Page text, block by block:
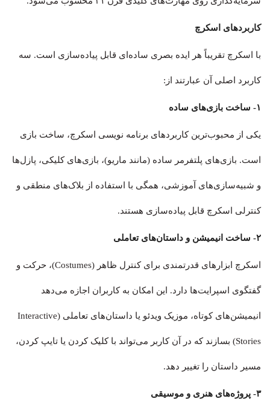
کاربردهای اسکرچ
با اسکرچ تقریباً هر ایده بصری ساده‌ای قابل پیاده‌سازی است. سه
کاربرد اصلی آن عبارتند از:
۱- ساخت بازی‌های ساده
یکی از محبوب‌ترین کاربردهای برنامه نویسی اسکرچ، ساخت بازی
است. بازی‌های پلتفرمر ساده (مانند ماریو)، بازی‌های کلیکی، پازل‌ها
و شبیه‌سازی‌های آموزشی، همگی با استفاده از بلاک‌های منطقی و
کنترلی اسکرچ قابل پیاده‌سازی هستند.
۲- ساخت انیمیشن و داستان‌های تعاملی
اسکرچ ابزارهای قدرتمندی برای کنترل ظاهر (Costumes)، حرکت و
گفتگوی اسپرایت‌ها دارد. این امکان به کاربران اجازه می‌دهد
انیمیشن‌های کوتاه، موزیک ویدئو یا داستان‌های تعاملی (Interactive
Stories) بسازند که در آن کاربر می‌تواند با کلیک کردن یا تایپ کردن،
مسیر داستان را تغییر دهد.
۳- پروژه‌های هنری و موسیقی